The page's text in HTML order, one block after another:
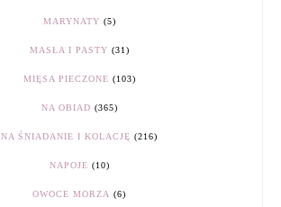
MARYNATY (5)
MASŁA I PASTY (31)
MIĘSA PIECZONE (103)
NA OBIAD (365)
NA ŚNIADANIE I KOLACJĘ (216)
NAPOJE (10)
OWOCE MORZA (6)